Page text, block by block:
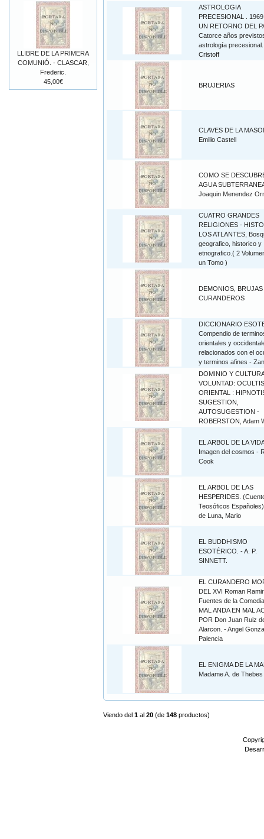
ASTROLOGIA
PRECESIONAL .
UN RETORNO DEL
Catorce años
astrología
Cristoff
BRUJERIAS
CLAVES DE LA
Emilio Castell
COMO SE
AGUA
Joaquin Menendez
CUATRO GRANDES
RELIGIONES -
LOS ATLANTES,
geografico, historico y
etnografico.( 2
un Tomo )
DEMONIOS, BRUJAS
CURANDEROS
DICCIONARIO
Compendio de
orientales y
relacionados con el
y terminos afines -
DOMINIO Y
VOLUNTAD:
ORIENTAL :
SUGESTION,
AUTOSUGESTION -
ROBERSTON, Adam
EL ARBOL DE LA
Imagen del cosmos -
Cook
EL ARBOL DE LAS
HESPERIDES.
Teosóficos
de Luna, Mario
EL BUDDHISMO
ESOTÉRICO. - A. P.
SINNETT.
EL CURANDERO
DEL XVI Roman
Fuentes de la
MAL ANDA EN MAL
POR Don Juan Ruiz
Alarcon. - Angel
Palencia
EL ENIGMA DE LA
Madame A. de Thebes
Viendo del 1 al 20 (de 148 productos)
LLIBRE DE LA PRIMERA
COMUNIÓ. - CLASCAR,
Frederic.
45,00€